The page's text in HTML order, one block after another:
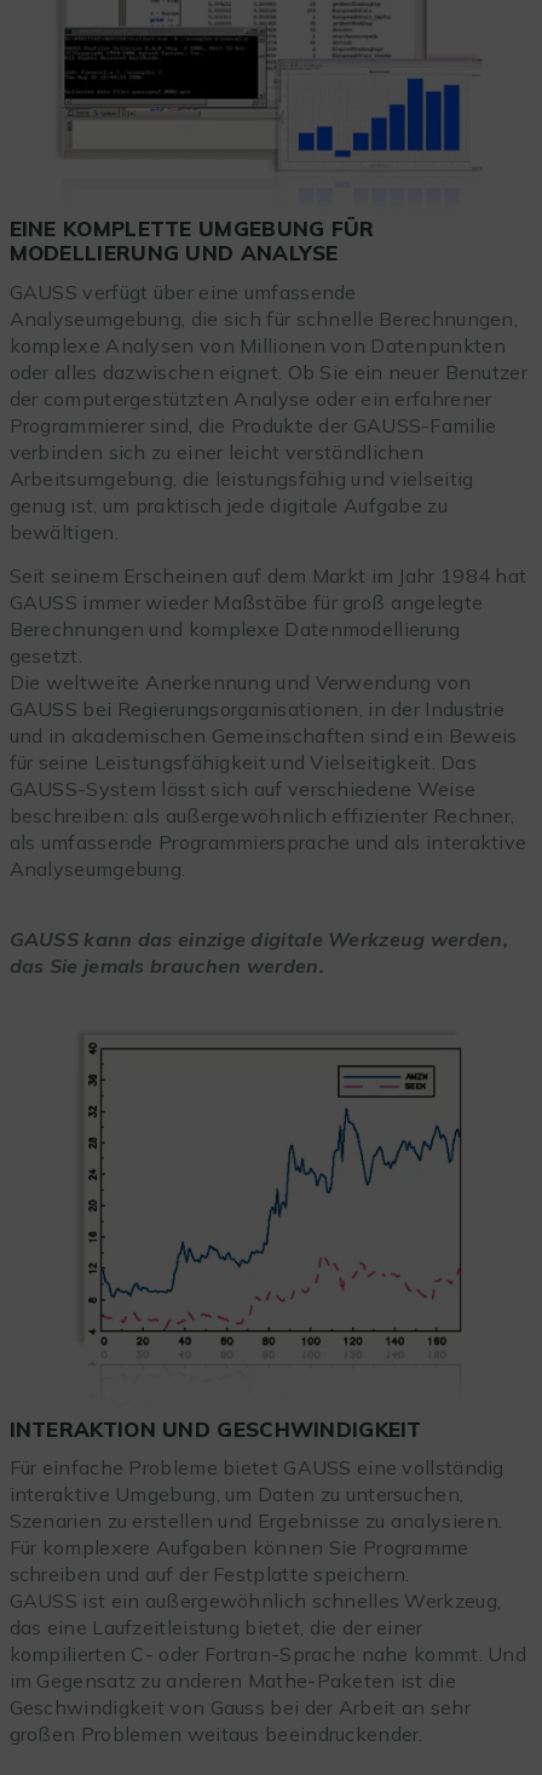
EINE KOMPLETTE UMGEBUNG FÜR
MODELLIERUNG UND ANALYSE
GAUSS verfügt über eine umfassende
Analyseumgebung, die sich für schnelle Berechnungen,
komplexe Analysen von Millionen von Datenpunkten
oder alles dazwischen eignet. Ob Sie ein neuer Benutzer
der computergestützten Analyse oder ein erfahrener
Programmierer sind, die Produkte der GAUSS-Familie
verbinden sich zu einer leicht verständlichen
Arbeitsumgebung, die leistungsfähig und vielseitig
genug ist, um praktisch jede digitale Aufgabe zu
bewältigen.
Seit seinem Erscheinen auf dem Markt im Jahr 1984 hat
GAUSS immer wieder Maßstäbe für groß angelegte
Berechnungen und komplexe Datenmodellierung
gesetzt.
Die weltweite Anerkennung und Verwendung von
GAUSS bei Regierungsorganisationen, in der Industrie
und in akademischen Gemeinschaften sind ein Beweis
für seine Leistungsfähigkeit und Vielseitigkeit. Das
GAUSS-System lässt sich auf verschiedene Weise
beschreiben: als außergewöhnlich effizienter Rechner,
als umfassende Programmiersprache und als interaktive
Analyseumgebung.
GAUSS kann das einzige digitale Werkzeug werden,
das Sie jemals brauchen werden.
INTERAKTION UND GESCHWINDIGKEIT
Für einfache Probleme bietet GAUSS eine vollständig
interaktive Umgebung, um Daten zu untersuchen,
Szenarien zu erstellen und Ergebnisse zu analysieren.
Für komplexere Aufgaben können Sie Programme
schreiben und auf der Festplatte speichern.
GAUSS ist ein außergewöhnlich schnelles Werkzeug,
das eine Laufzeitleistung bietet, die der einer
kompilierten C- oder Fortran-Sprache nahe kommt. Und
im Gegensatz zu anderen Mathe-Paketen ist die
Geschwindigkeit von Gauss bei der Arbeit an sehr
großen Problemen weitaus beeindruckender.